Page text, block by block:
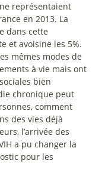
représentaient
en 2013. La
dans cette
et avoisine les 5%.
mêmes modes de
à vie mais ont
bien
chronique peut
comment
des vies déjà
l’arrivée des
a pu changer la
pour les